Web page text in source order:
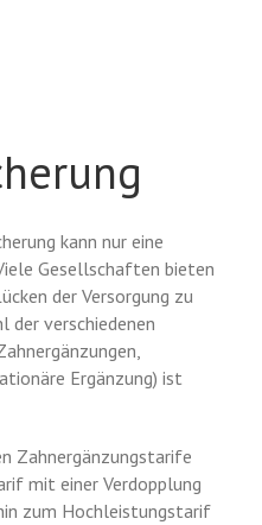
kann nur eine
Gesellschaften bieten
der Versorgung zu
der verschiedenen
Ergänzung) ist
Zahnergänzungstarife
mit einer Verdopplung
zum Hochleistungstarif